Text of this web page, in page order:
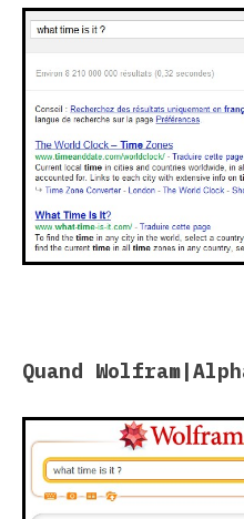
Quand